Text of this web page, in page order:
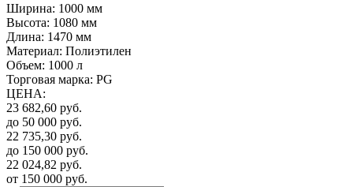
Ширина: 1000 мм
Высота: 1080 мм
Длина: 1470 мм
Материал: Полиэтилен
Объем: 1000 л
Торговая марка: PG
ЦЕНА:
23 682,60 руб.
до 50 000 руб.
22 735,30 руб.
до 150 000 руб.
22 024,82 руб.
от 150 000 руб.